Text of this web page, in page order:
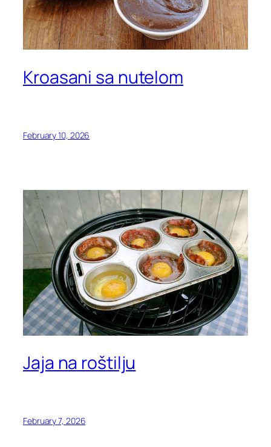
Kroasani sa nutelom
February 10, 2026
Jaja na roštilju
February 7, 2026